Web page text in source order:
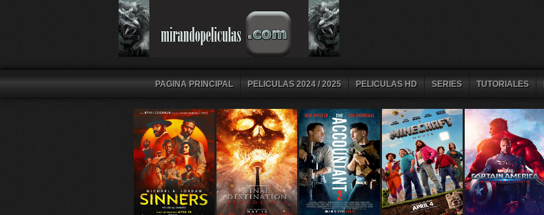
PAGINA PRINCIPAL PELICULAS 2024 / 2025 PELICULAS HD SERIES TUTORIALES